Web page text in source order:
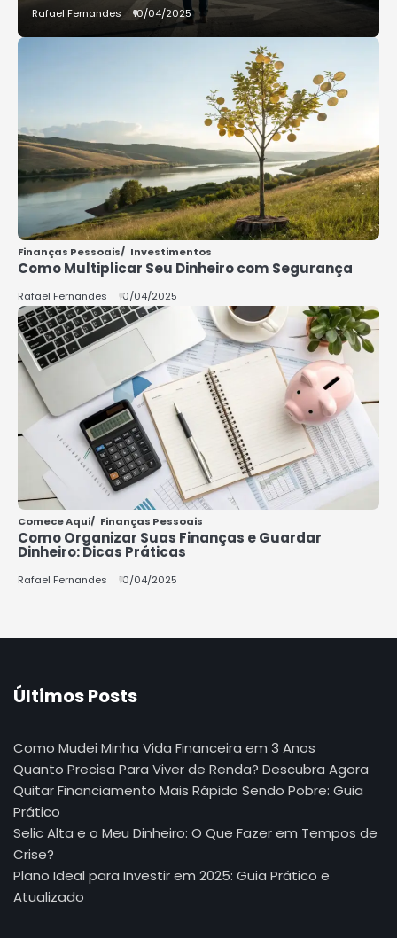
4
Como Organizar Suas Finanças e
Guardar Dinheiro: Dicas Práticas
COMO INVESTIR COM POUCO
DINHEIRO 2025
Rafael Fernandes
Rafael Fernandes 10/04/2025
Finanças Pessoais Investimentos
Como Multiplicar Seu Dinheiro com Segurança
Rafael Fernandes 10/04/2025
Comece Aqui Finanças Pessoais
Como Organizar Suas Finanças e Guardar
Dinheiro: Dicas Práticas
Rafael Fernandes 10/04/2025
Últimos Posts
Como Mudei Minha Vida Financeira em 3 Anos
Quanto Precisa Para Viver de Renda? Descubra Agora
Quitar Financiamento Mais Rápido Sendo Pobre: Guia
Prático
Selic Alta e o Meu Dinheiro: O Que Fazer em Tempos de
Crise?
Plano Ideal para Investir em 2025: Guia Prático e
Atualizado